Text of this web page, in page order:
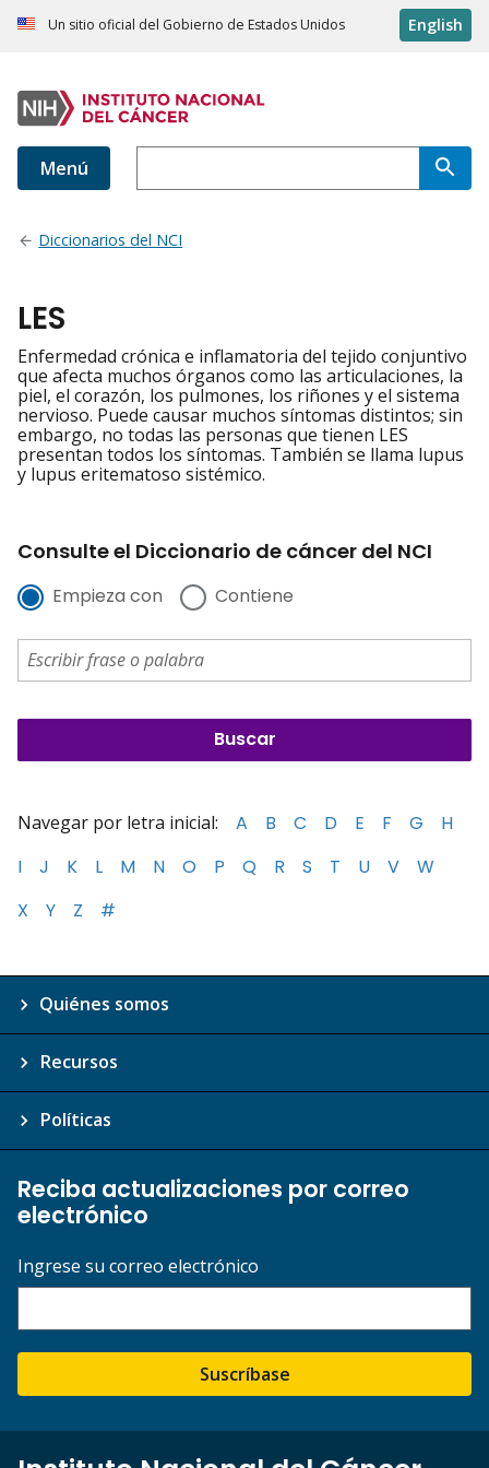
Un sitio oficial del Gobierno de Estados Unidos English
Menú
Diccionarios del NCI
LES
Enfermedad crónica e inflamatoria del tejido conjuntivo
que afecta muchos órganos como las articulaciones, la
piel, el corazón, los pulmones, los riñones y el sistema
nervioso. Puede causar muchos síntomas distintos; sin
embargo, no todas las personas que tienen LES
presentan todos los síntomas. También se llama lupus
y lupus eritematoso sistémico.
Consulte el Diccionario de cáncer del NCI
Empieza con Contiene
Navegar por letra inicial: A B C D E F G
H
I
J K L M N O P Q R S T U V
W
X
Y Z #
Quiénes somos
Recursos
Políticas
Reciba actualizaciones por correo
electrónico
Ingrese su correo electrónico
Suscríbase